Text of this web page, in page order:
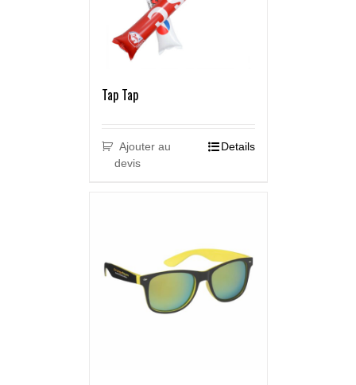
Tap Tap
Ajouter au
devis
Details